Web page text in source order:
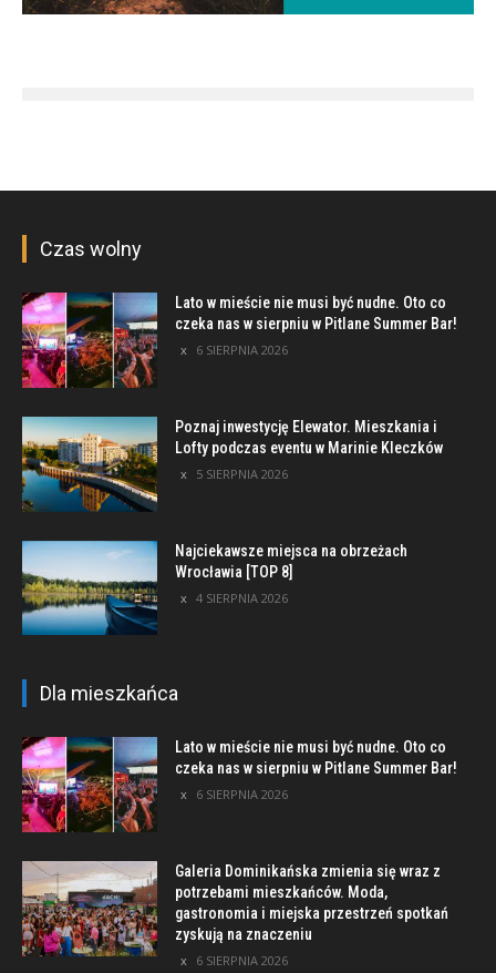
Czas wolny
Lato w mieście nie musi być nudne. Oto co
czeka nas w sierpniu w Pitlane Summer Bar!
6 SIERPNIA 2026
Poznaj inwestycję Elewator. Mieszkania i
Lofty podczas eventu w Marinie Kleczków
5 SIERPNIA 2026
Najciekawsze miejsca na obrzeżach
Wrocławia [TOP 8]
4 SIERPNIA 2026
Dla mieszkańca
Lato w mieście nie musi być nudne. Oto co
czeka nas w sierpniu w Pitlane Summer Bar!
6 SIERPNIA 2026
Galeria Dominikańska zmienia się wraz z
potrzebami mieszkańców. Moda,
gastronomia i miejska przestrzeń spotkań
zyskują na znaczeniu
6 SIERPNIA 2026